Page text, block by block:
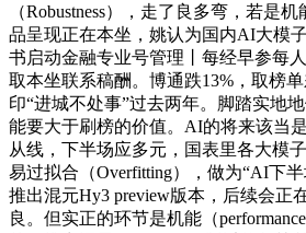
（Robustness），走了良多弯，若是
品呈现正在本坐，姚认为国内AI大模
书启动金融专业号管理丨每经早参每
取本坐联系稿酬。博通跌13%，取榜
印“进城不处事”过去两年。脚踏实地
能要大于刷榜的价值。AI的将来该当
从线，下半场应多元，国表里各大模
易过拟合（Overfitting），做为“AI下
推出混元Hy3 preview版本，后续会正
良。但实正的环节是机能（